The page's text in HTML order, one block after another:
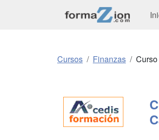
Cursos Finanzas